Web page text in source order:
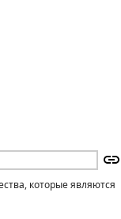
которые являются